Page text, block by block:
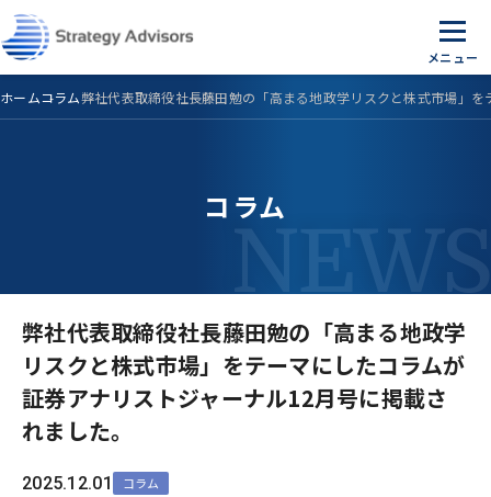
Skip
to
the
ホームコラム弊社代表取締役社長藤田勉の「高まる地政学リスクと株式市場」
コラム
弊社代表取締役社長藤田勉の「高まる地政学
リスクと株式市場」をテーマにしたコラムが
証券アナリストジャーナル12月号に掲載さ
れました。
2025.12.01 コラム